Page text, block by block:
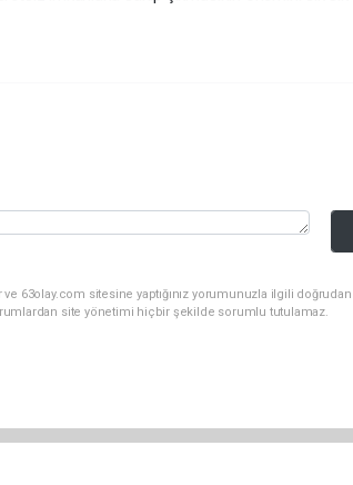
63olay.com sitesine yaptığınız yorumunuzla ilgili doğrudan
site yönetimi hiçbir şekilde sorumlu tutulamaz.